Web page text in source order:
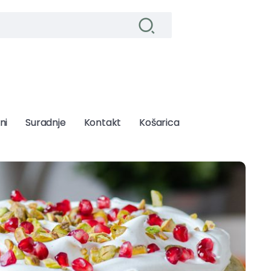
Suradnje Kontakt Košarica
Suradnje Kontakt Košarica